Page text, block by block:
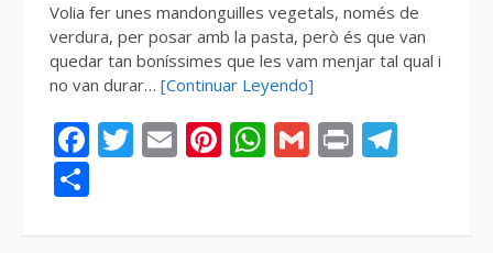
Volia fer unes mandonguilles vegetals, només de
verdura, per posar amb la pasta, però és que van
quedar tan boníssimes que les vam menjar tal qual i
no van durar… [Continuar Leyendo]
Facebook
Twitter
EmailPinterest
WhatsApp
Gmail
Print